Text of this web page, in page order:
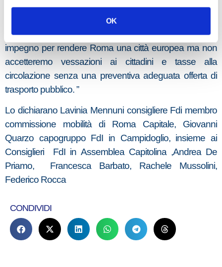
OK
tracciato, che dovrebbe invece passare fuori dal
perimetro della Villa,come indicato dal Municipio Roma
II e dalla Soprintendenza Capitolina. Prosegue il nostro
impegno per rendere Roma una città europea ma non
accetteremo vessazioni ai cittadini e tasse alla
circolazione senza una preventiva adeguata offerta di
trasporto pubblico. ”
Lo dichiarano Lavinia Mennuni consigliere Fdi membro
commissione mobilità di Roma Capitale, Giovanni
Quarzo capogruppo FdI in Campidoglio, insieme ai
Consiglieri FdI in Assemblea Capitolina ,Andrea De
Priamo, Francesca Barbato, Rachele Mussolini,
Federico Rocca
CONDIVIDI